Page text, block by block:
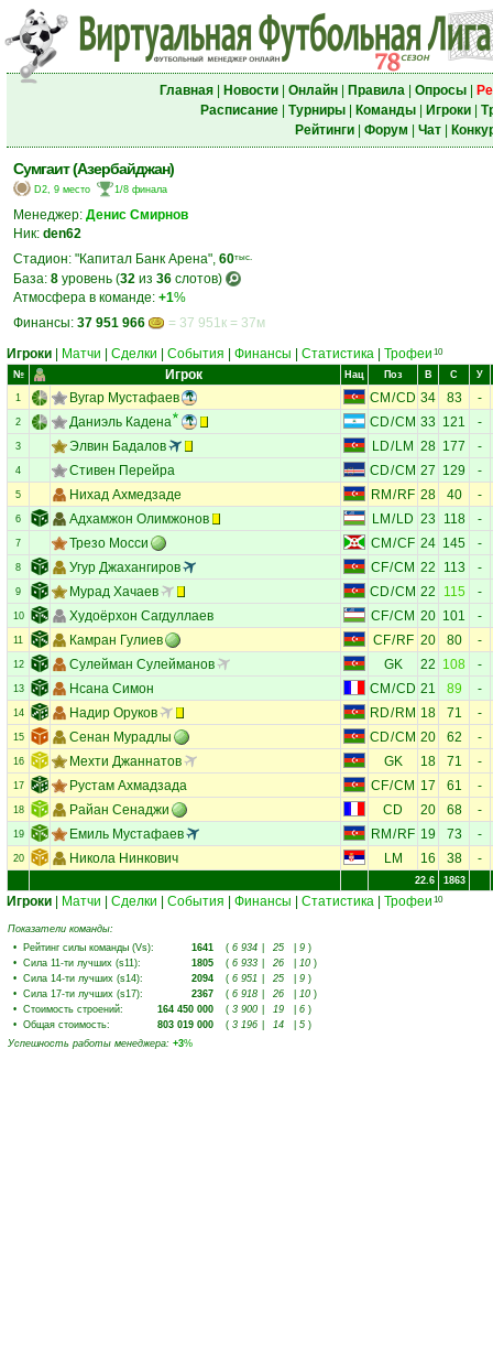
Главная| Новости| Онлайн| Правила| Опросы|
Расписание| Турниры| Команды| Игроки|
Рейтинги| Форум Чат|
Сумгаит (Азербайджан)
D2, 9 место 1/8 финала
Менеджер: Денис Смирнов
Ник: den62
Стадион: "Капитал Банк Арена", 60тыс.
База: 8 уровень (32 из 36 слотов)
Атмосфера в команде: +1%
Финансы: 37 951 966
= 37 951к = 37м
Игроки
Матчи Сделки События Финансы Статистика Трофеи 10
№ Игрок Нац Поз В С У
1 Вугар Мустафаев CM /CD 34 83 -
2 Даниэль Кадена CD/CM 33 121 -
3 Элвин Бадалов LD/ LM 28 177 -
4 Стивен Перейра CD/CM 27 129 -
5 Нихад Ахмедзаде RM / RF 28 40 -
6 Адхамжон Олимжонов LM / LD 23 118 -
7 Трезо Мосси CM /CF 24 145 -
8 Угур Джахангиров CF/CM 22 113 -
9 Мурад Хачаев CD/CM 22 115 -
10 Худоёрхон Сагдуллаев CF/CM 20 101 -
11 Камран Гулиев CF/RF 20 80 -
12 Сулейман Сулейманов GK 22 108 -
13 Нсана Симон CM /CD 21 89 -
14 Надир Оруков RD/ RM 18 71 -
15 Сенан Мурадлы CD/CM 20 62 -
16 Мехти Джаннатов GK 18 71 -
17 Рустам Ахмадзада CF/CM 17 61 -
18 Райан Сенаджи CD 20 68 -
19 Емиль Мустафаев RM / RF 19 73 -
20 Никола Нинкович LM 16 38 -
22.6 1863
Игроки Матчи Сделки События Финансы Статистика Трофеи 10
Показатели команды:
• Рейтинг силы команды (Vs): 1641 ( 6 934 25 9 )
• Сила 11-ти лучших (s11): 1805 ( 6 933 26 10 )
• Сила 14-ти лучших (s14): 2094 ( 6 951 25 9 )
• Сила 17-ти лучших (s17): 2367 ( 6 918 26 10 )
• Стоимость строений: 164 450 000 ( 3 900 19 6 )
• Общая стоимость: 803 019 000 ( 3 196 14 5 )
Успешность работы менеджера: +3%